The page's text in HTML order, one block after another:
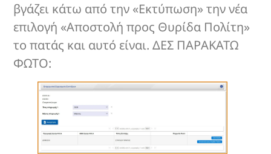
βγάζει κάτω από την «Εκτύπωση» την νέα
επιλογή «Αποστολή προς Θυρίδα Πολίτη»
το πατάς και αυτό είναι. ΔΕΣ ΠΑΡΑΚΑΤΩ
ΦΩΤΟ: